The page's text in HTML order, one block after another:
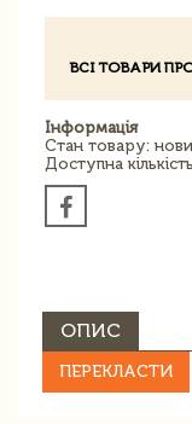
ВСІ ТОВАРИ
Інформація
Стан товару:
Доступна
ОПИС
ПЕРЕКЛАСТИ